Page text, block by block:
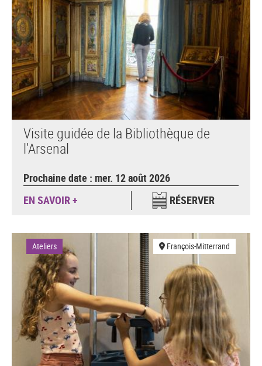
Visite guidée de la Bibliothèque de
l’Arsenal
Prochaine date : mer. 12 août 2026
EN SAVOIR +
RÉSERVER
Ateliers François-Mitterrand